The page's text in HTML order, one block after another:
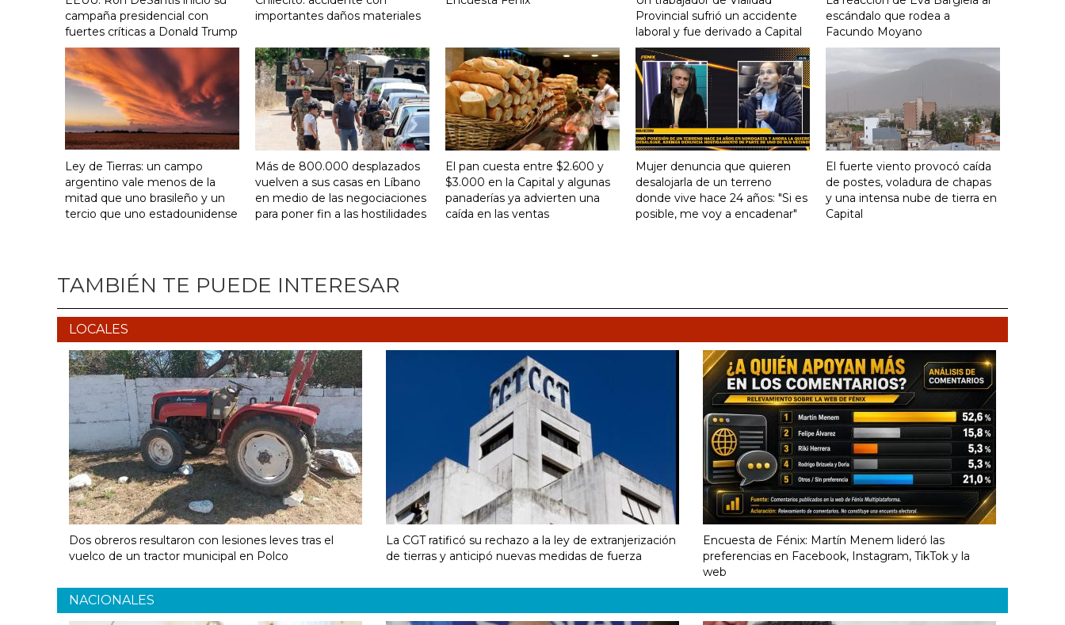
campaña presidencial con
fuertes críticas a Donald Trump
importantes daños materiales
Provincial sufrió un accidente
laboral y fue derivado a Capital
escándalo que rodea a
Facundo Moyano
Ley de Tierras: un campo
argentino vale menos de la
mitad que uno brasileño y un
tercio que uno estadounidense
Más de 800.000 desplazados
vuelven a sus casas en Líbano
en medio de las negociaciones
para poner fin a las hostilidades
El pan cuesta entre $2.600 y
$3.000 en la Capital y algunas
panaderías ya advierten una
caída en las ventas
Mujer denuncia que quieren
desalojarla de un terreno
donde vive hace 24 años: "Si es
posible, me voy a encadenar"
El fuerte viento provocó caída
de postes, voladura de chapas
y una intensa nube de tierra en
Capital
TAMBIÉN TE PUEDE INTERESAR
LOCALES
Dos obreros resultaron con lesiones leves tras el
vuelco de un tractor municipal en Polco
La CGT ratificó su rechazo a la ley de extranjerización
de tierras y anticipó nuevas medidas de fuerza
Encuesta de Fénix: Martín Menem lideró las
preferencias en Facebook, Instagram, TikTok y la
web
NACIONALES